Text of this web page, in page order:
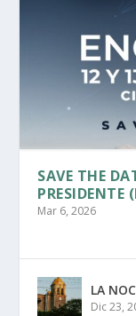
SAVE THE
PRESIDENTE
Mar 6, 2026
LA
Dic 23,